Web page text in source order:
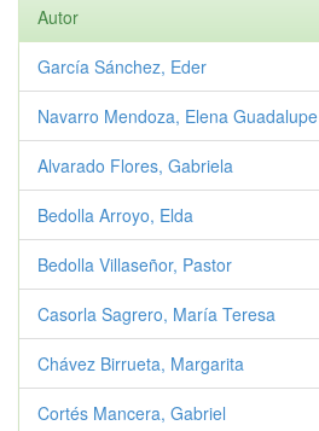
Autor
García Sánchez, Eder
Navarro Mendoza, Elena Guadalupe
Alvarado Flores, Gabriela
Bedolla Arroyo, Elda
Bedolla Villaseñor, Pastor
Casorla Sagrero, María Teresa
Chávez Birrueta, Margarita
Cortés Mancera, Gabriel